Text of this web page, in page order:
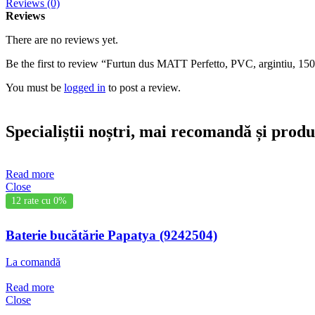
Reviews (0)
Reviews
There are no reviews yet.
Be the first to review “Furtun dus MATT Perfetto, PVC, argintiu,
You must be logged in to post a review.
Specialiștii noștri, mai recomandă și
Read more
Close
12 rate cu 0%
Baterie bucătărie Papatya (9242504)
La comandă
Read more
Close